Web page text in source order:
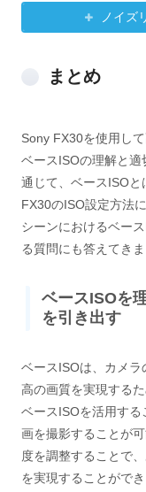
ノイズ
まとめ
Sony FX30を使用し
ベースISOの理解と
通じて、ベースISO
FX30のISO設定方法
シーンにおけるベー
る質問にも答えてきま
ベースISOを
を引き出す
ベースISOは、カメ
高の画質を実現する
ベースISOを活用す
画を撮影することが
度を調整することで
を実現することができ